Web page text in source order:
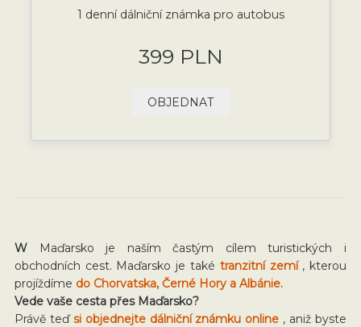
1 denní dálniční známka pro autobus
399 PLN
OBJEDNAT
W
Maďarsko je naším častým cílem turistických i
obchodních cest. Maďarsko je také tranzitní zemí , kterou
projíždíme do Chorvatska, Černé Hory a Albánie.
Vede vaše cesta přes Maďarsko?
Právě teďsi objednejte dálniční známku online , aniž byste